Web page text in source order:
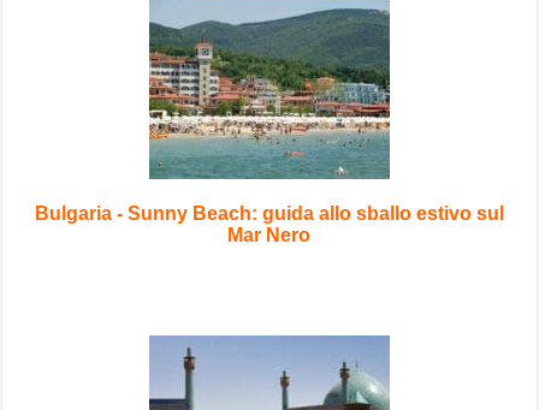
Bulgaria - Sunny Beach: guida allo sballo estivo sul
Mar Nero